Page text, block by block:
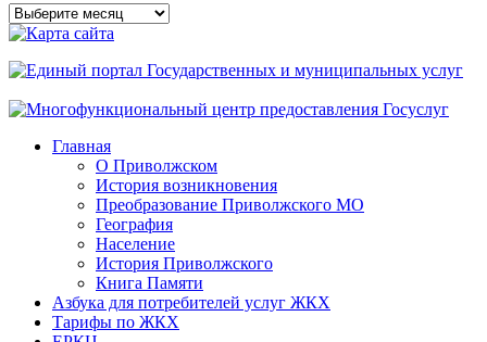
Архивы
сайта
Главная
О Приволжском
История возникновения
Преобразование Приволжского МО
География
Население
История Приволжского
Книга Памяти
Азбука для потребителей услуг ЖКХ
Тарифы по ЖКХ